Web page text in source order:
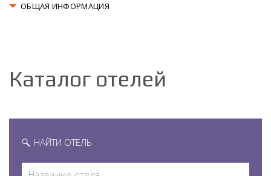
ОБЩАЯ ИНФОРМАЦИЯ
Каталог отелей
НАЙТИ ОТЕЛЬ